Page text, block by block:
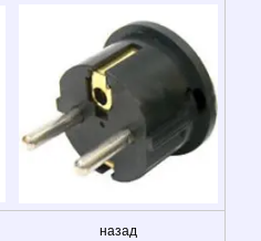
назад